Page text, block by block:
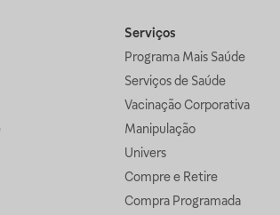
Serviços
Programa Mais Saúde
Serviços de Saúde
Vacinação Corporativa
Manipulação
Univers
Compre e Retire
Compra Programada